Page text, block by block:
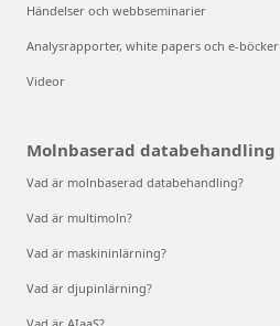
Händelser och webbseminarier
Analysrapporter, white papers och e-böcker
Videor
Molnbaserad databehandling
Vad är molnbaserad databehandling?
Vad är multimoln?
Vad är maskininlärning?
Vad är djupinlärning?